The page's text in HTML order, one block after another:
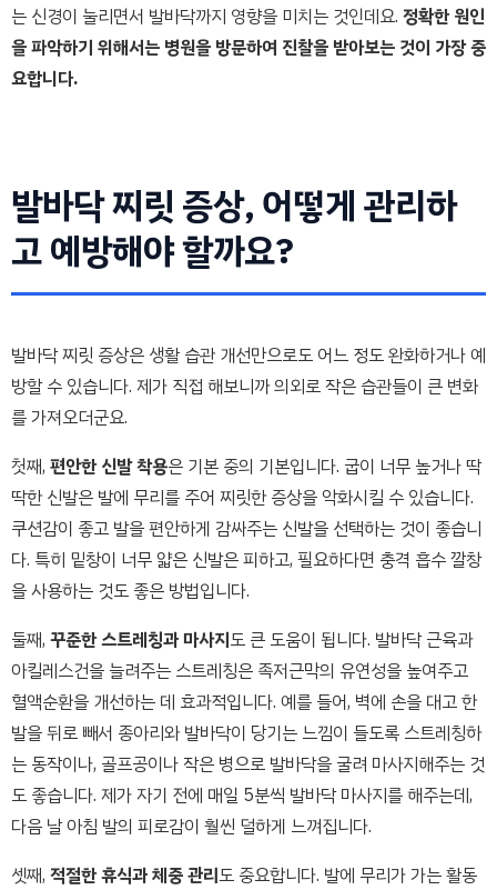
는 신경이 눌리면서 발바닥까지 영향을 미치는 것인데요. 정확한 원인
을 파악하기 위해서는 병원을 방문하여 진찰을 받아보는 것이 가장 중
요합니다.
발바닥 찌릿 증상, 어떻게 관리하
고 예방해야 할까요?
발바닥 찌릿 증상은 생활 습관 개선만으로도 어느 정도 완화하거나 예
방할 수 있습니다. 제가 직접 해보니까 의외로 작은 습관들이 큰 변화
를 가져오더군요.
첫째, 편안한 신발 착용은 기본 중의 기본입니다. 굽이 너무 높거나 딱
딱한 신발은 발에 무리를 주어 찌릿한 증상을 악화시킬 수 있습니다.
쿠션감이 좋고 발을 편안하게 감싸주는 신발을 선택하는 것이 좋습니
다. 특히 밑창이 너무 얇은 신발은 피하고, 필요하다면 충격 흡수 깔창
을 사용하는 것도 좋은 방법입니다.
둘째, 꾸준한 스트레칭과 마사지도 큰 도움이 됩니다. 발바닥 근육과
아킬레스건을 늘려주는 스트레칭은 족저근막의 유연성을 높여주고
혈액순환을 개선하는 데 효과적입니다. 예를 들어, 벽에 손을 대고 한
발을 뒤로 빼서 종아리와 발바닥이 당기는 느낌이 들도록 스트레칭하
는 동작이나, 골프공이나 작은 병으로 발바닥을 굴려 마사지해주는 것
도 좋습니다. 제가 자기 전에 매일 5분씩 발바닥 마사지를 해주는데,
다음 날 아침 발의 피로감이 훨씬 덜하게 느껴집니다.
셋째, 적절한 휴식과 체중 관리도 중요합니다. 발에 무리가 가는 활동